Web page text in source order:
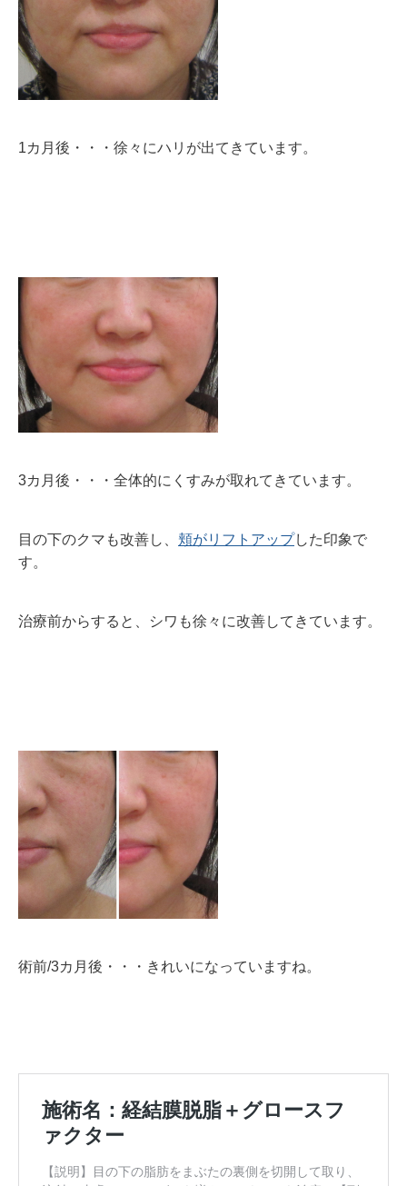
1カ月後・・・徐々にハリが出てきています。
3カ月後・・・全体的にくすみが取れてきています。
目の下のクマも改善し、 頬がリフトアップした印象で
す。
治療前からすると、シワも徐々に改善してきています。
術前/3カ月後・・・きれいになっていますね。